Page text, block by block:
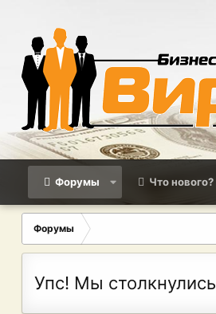
Форумы Что нового?
Форумы
Упс! Мы